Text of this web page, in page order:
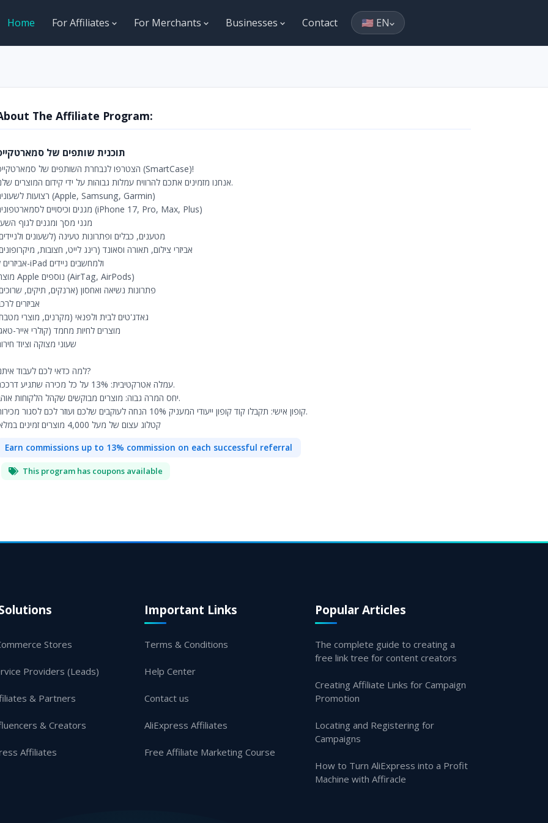
Home For Affiliates For Merchants Businesses Contact 🇺🇸 EN
The Affiliate Program:
תוכנית שותפים של
הצטרפו לנבחרת השותפים של סמארטקייס (SmartCase)!
אנחנו מזמינים אתכם להרוויח עמלות גבוהות על ידי קידום המוצרים שלנו.
רצועות לשעונים (Apple, Samsung, Garmin)
מגנים וכיסויים לסמארטפונים (iPhone 17, Pro, Max, Plus)
מגני מסך ומגנים לגוף
מטענים, כבלים ופתרונות טעינה (לשעונים
אביזרי צילום, תאורה וסאונד (רינג לייט, חצובות,
אביזרים ל-iPad ולמחשבים ניידים
מוצרי Apple נוספים (AirTag, AirPods)
פתרונות נשיאה ואחסון (ארנקים, תיקים,
אביזרים
גאדג'טים לבית ולפנאי (מקרנים, מוצרי
מוצרים לחיות מחמד (קולרי אייר-
שעוני מצוקה וציוד
למה כדאי לכם לעבוד איתנו?
עמלה אטרקטיבית: 13% על כל מכירה שתגיע דרככם.
יחס המרה גבוה: מוצרים מבוקשים שקהל הלקוחות אוהב.
קופון אישי: תקבלו קוד קופון ייעודי המעניק 10% הנחה לעוקבים שלכם ועוזר לכם לסגור מכירות.
קטלוג עצום של מעל 4,000 מוצרים זמינים במלאי
Earn commissions up to 13% commission on each successful referral
This program has coupons available
Stores
Providers (Leads)
& Partners
& Creators
Affiliates
Important Links
Terms & Conditions
Help Center
Contact us
AliExpress Affiliates
Free Affiliate Marketing Course
Popular Articles
The complete guide to creating a
free link tree for content creators
Creating Affiliate Links for Campaign
Promotion
Locating and Registering for
Campaigns
How to Turn AliExpress into a Profit
Machine with Affiracle